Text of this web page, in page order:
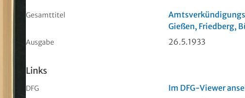
Gesamttitel
Gießen, Friedberg,
Ausgabe 26.5.1933
Links
DFG Im DFG-Viewer